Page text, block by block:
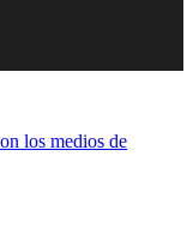
los medios de